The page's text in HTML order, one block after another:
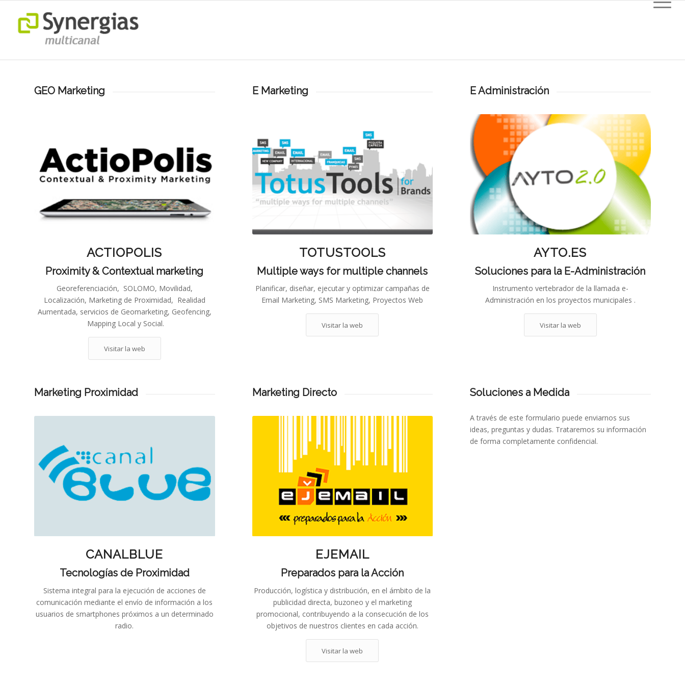
GEO Marketing
ACTIOPOLIS
Proximity & Contextual marketing
Georeferenciación, SOLOMO, Movilidad,
Localización, Marketing de Proximidad, Realidad
Aumentada, servicios de Geomarketing, Geofencing,
Mapping Local y Social.
Visitar la web
E Marketing
TOTUSTOOLS
Multiple ways for multiple channels
Planificar, diseñar, ejecutar y optimizar campañas de
Email Marketing, SMS Marketing, Proyectos Web
Visitar la web
E Administración
AYTO.ES
Soluciones para la E-Administración
Instrumento vertebrador de la llamada e-
Administración en los proyectos municipales .
Visitar la web
Marketing Proximidad
CANALBLUE
Tecnologías de Proximidad
Sistema integral para la ejecución de acciones de
comunicación mediante el envío de información a los
usuarios de smartphones próximos a un determinado
radio.
Marketing Directo
EJEMAIL
Preparados para la Acción
Producción, logística y distribución, en el ámbito de la
publicidad directa, buzoneo y el marketing
promocional, contribuyendo a la consecución de los
objetivos de nuestros clientes en cada acción.
Visitar la web
Soluciones a Medida
A través de este formulario puede enviarnos sus
ideas, preguntas y dudas. Trataremos su información
de forma completamente confidencial.